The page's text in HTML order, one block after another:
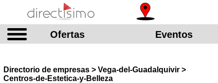
Ofertas Eventos
Directorio de empresas > Vega-del-Guadalquivir >
Centros-de-Estetica-y-Belleza